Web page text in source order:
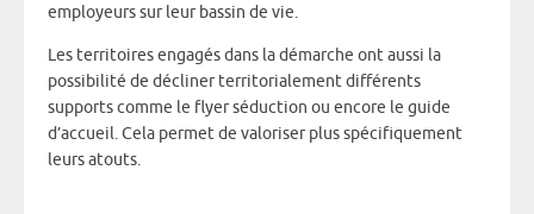
employeurs sur leur bassin de vie.
Les territoires engagés dans la démarche ont aussi la
possibilité de décliner territorialement différents
supports comme le flyer séduction ou encore le guide
d’accueil. Cela permet de valoriser plus spécifiquement
leurs atouts.